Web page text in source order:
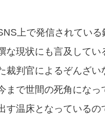
上で発信されてい
な現状にも言及して
裁判官によるぞんざ
まで世間の死角にな
す温床となっているの